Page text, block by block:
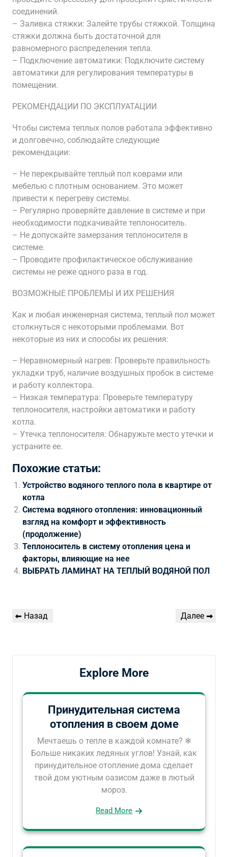
соединений.
– Заливка стяжки: Залейте трубы стяжкой. Толщина
стяжки должна быть достаточной для
равномерного распределения тепла.
– Подключение автоматики: Подключите систему
автоматики для регулирования температуры в
помещении.
РЕКОМЕНДАЦИИ ПО ЭКСПЛУАТАЦИИ
Чтобы система теплых полов работала эффективно
и долговечно, соблюдайте следующие
рекомендации:
– Не перекрывайте теплый пол коврами или
мебелью с плотным основанием. Это может
привести к перегреву системы.
– Регулярно проверяйте давление в системе и при
необходимости подкачивайте теплоноситель.
– Не допускайте замерзания теплоносителя в
системе.
– Проводите профилактическое обслуживание
системы не реже одного раза в год.
ВОЗМОЖНЫЕ ПРОБЛЕМЫ И ИХ РЕШЕНИЯ
Как и любая инженерная система, теплый пол может
столкнуться с некоторыми проблемами. Вот
некоторые из них и способы их решения:
– Неравномерный нагрев: Проверьте правильность
укладки труб, наличие воздушных пробок в системе
и работу коллектора.
– Низкая температура: Проверьте температуру
теплоносителя, настройки автоматики и работу
котла.
– Утечка теплоносителя: Обнаружьте место утечки и
устраните ее.
Похожие статьи:
Устройство водяного теплого пола в квартире от
котла
Система водяного отопления: инновационный
взгляд на комфорт и эффективность
(продолжение)
Теплоноситель в систему отопления цена и
факторы, влияющие на нее
ВЫБРАТЬ ЛАМИНАТ НА ТЕПЛЫЙ ВОДЯНОЙ ПОЛ
Навигация
Предыдущая
Назад
Следующая
Далее
Explore More
Принудительная система
отопления в своем доме
Мечтаешь о тепле в каждой комнате? ❄
Больше никаких ледяных углов! Узнай, как
принудительное отопление дома сделает
твой дом уютным оазисом даже в лютый
мороз.
Read More